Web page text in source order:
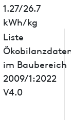
1.27/26.7
kWh/kg
Liste
im Baubereich
2009/1:2022
V4.0